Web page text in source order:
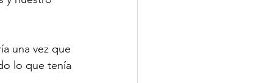
una vez que
lo que tenía